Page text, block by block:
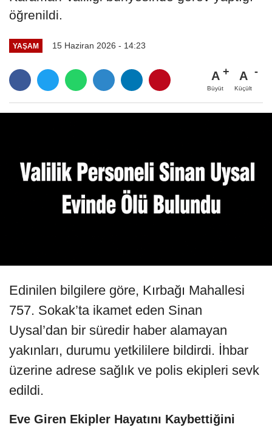
öğrenildi.
YAŞAM 15 Haziran 2026 - 14:23
A
Büyüt
A
Küçült
Edinilen bilgilere göre, Kırbağı Mahallesi
757. Sokak’ta ikamet eden Sinan
Uysal’dan bir süredir haber alamayan
yakınları, durumu yetkililere bildirdi. İhbar
üzerine adrese sağlık ve polis ekipleri sevk
edildi.
Eve Giren Ekipler Hayatını Kaybettiğini